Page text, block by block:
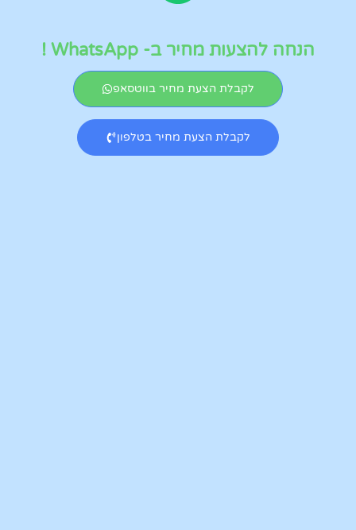
הנחה להצעות מחיר ב- WhatsApp !
לקבלת הצעת מחיר בווטסאפ
לקבלת הצעת מחיר בטלפון